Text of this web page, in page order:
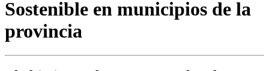
Sostenible en municipios de la
provincia